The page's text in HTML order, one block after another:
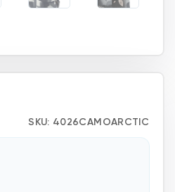
SKU: 4026CAMOARCTIC